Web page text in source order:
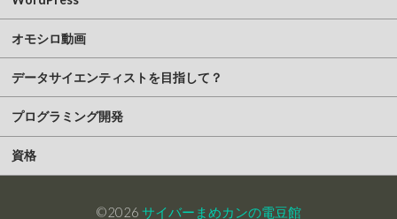
オモシロ動画
データサイエンティストを目指して？
プログラミング開発
資格
©2026 サイバーまめカンの電豆館